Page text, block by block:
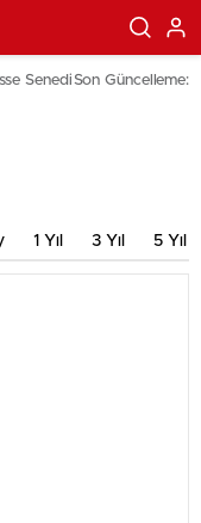
SenediSon Güncelleme:
1 Yıl 3 Yıl 5 Yıl